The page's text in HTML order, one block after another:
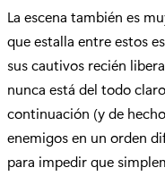
La escena también es
que estalla entre estos
sus cautivos recién
nunca está del todo
continuación (y de
enemigos en un orden
para impedir que